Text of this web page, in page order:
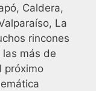
Caldera,
La
rincones
más de
próximo